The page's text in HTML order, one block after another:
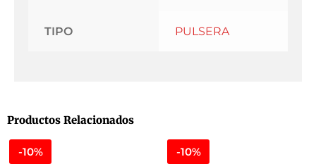
TIPO PULSERA
Productos Relacionados
-10% -10%